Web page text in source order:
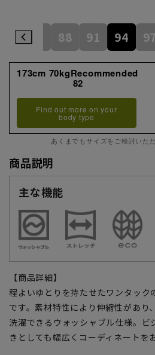
85 88 91 94 97
173cm 70kgRecommended
82
Find out more on your
body type
あくまでもサイズをご検討いた
商品説明
主な機能
【商品詳細】
程よいゆとりを持たせたワンタック
です。素材特性により伸縮性があり
洗濯できるウォッシャブル仕様。ビ
きとしても幅広くコーディネートを